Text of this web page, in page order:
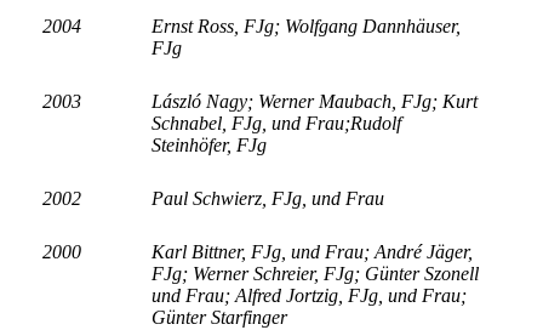
2004 Ernst Ross, FJg; Wolfgang Dannhäuser,
FJg
2003 László Nagy; Werner Maubach, FJg; Kurt
Schnabel, FJg, und Frau;Rudolf
Steinhöfer, FJg
2002 Paul Schwierz, FJg, und Frau
2000 Karl Bittner, FJg, und Frau; André Jäger,
FJg; Werner Schreier, FJg; Günter Szonell
und Frau; Alfred Jortzig, FJg, und Frau;
Günter Starfinger